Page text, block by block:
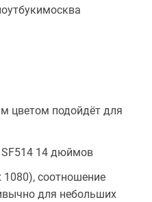
цветом подойдёт для
SF514 14 дюймов
1080), соотношение
для небольших